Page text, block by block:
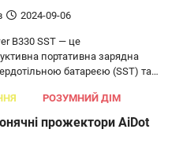
2024-09-05
це розумні сонячні
забезпечують ефективне
подвір'я, саду або…
ТУРИЗМ
дорожній адаптер
TCW02 на 65 Вт